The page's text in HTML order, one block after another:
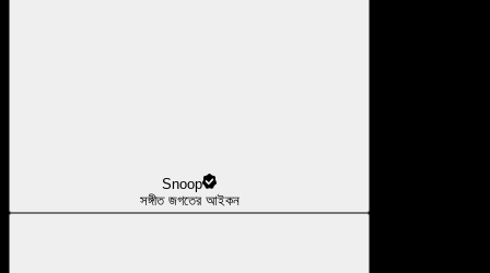
Snoop
সঙ্গীত জগতের আইকন